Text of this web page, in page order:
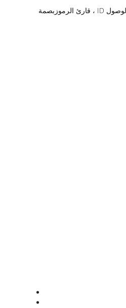
يعد دورة التنقل ذات الارتفاع الكامل نوعًا من معدات التحكم في الوصول المصممة للمناطق ذات المتطلبات الأمنية العالية. من السهل الجمع بين التحكم في الوصول IC ، التحكم في الوصول ID ، قارئ الرموزبصمة